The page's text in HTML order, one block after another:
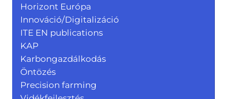
Horizont Európa
Innováció/Digitalizáció
ITE EN publications
KAP
Karbongazdálkodás
Öntözés
Precision farming